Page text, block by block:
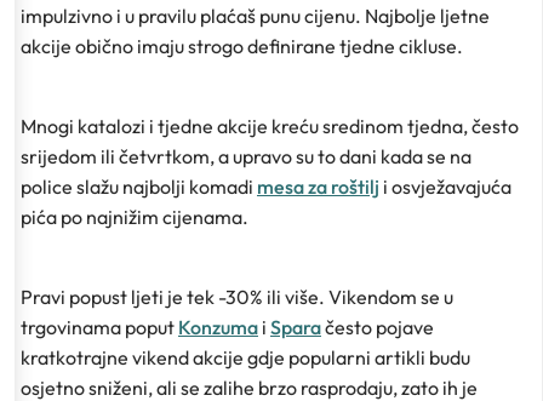
impulzivno i u pravilu plaćaš punu cijenu. Najbolje ljetne
akcije obično imaju strogo definirane tjedne cikluse.
Mnogi katalozi i tjedne akcije kreću sredinom tjedna, često
srijedom ili četvrtkom, a upravo su to dani kada se na
police slažu najbolji komadi mesa za roštilj i osvježavajuća
pića po najnižim cijenama.
Pravi popust ljeti je tek -30% ili više. Vikendom se u
trgovinama poput Konzuma i Sparačesto pojave
kratkotrajne vikend akcije gdje popularni artikli budu
osjetno sniženi, ali se zalihe brzo rasprodaju, zato ih je